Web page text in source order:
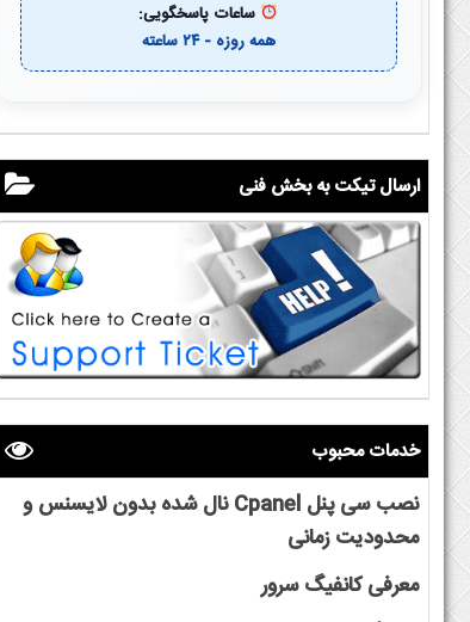
ساعات پاسخگویی:
همه روزه - ۲۴ ساعته
ارسال تیکت به بخش فنی
خدمات محبوب
نصب سی پنل Cpanel نال شده بدون لایسنس و
محدودیت زمانی
معرفی کانفیگ سرور